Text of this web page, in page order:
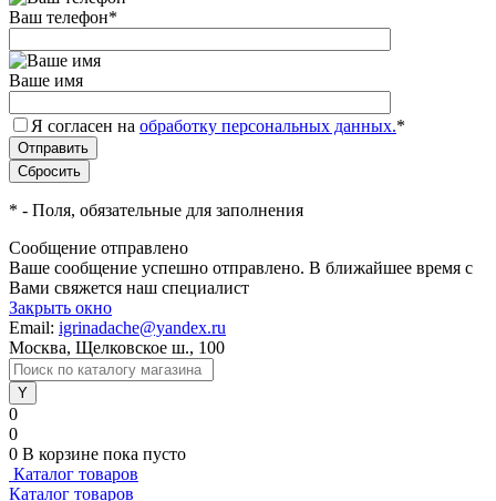
Ваш телефон*
Ваше имя
Я согласен на обработку персональных данных.*
* - Поля, обязательные для заполнения
Сообщение отправлено
Ваше сообщение успешно отправлено. В ближайшее время с
Вами свяжется наш специалист
Закрыть окно
Email: igrinadache@yandex.ru
Москва, Щелковское ш., 100
0
0
0 В корзине пока пусто
Каталог товаров
Каталог товаров